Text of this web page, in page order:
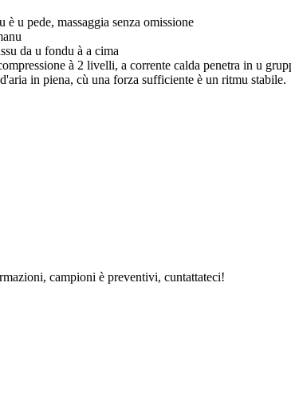
u pede, massaggia senza omissione
da u fondu à a cima
à 2 livelli, a corrente calda penetra in u
in piena, cù una forza sufficiente è un ritmu stabile.
campioni è preventivi, cuntattateci!